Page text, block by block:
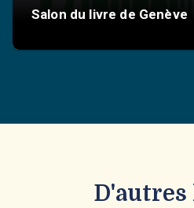
Salon du livre de Genève